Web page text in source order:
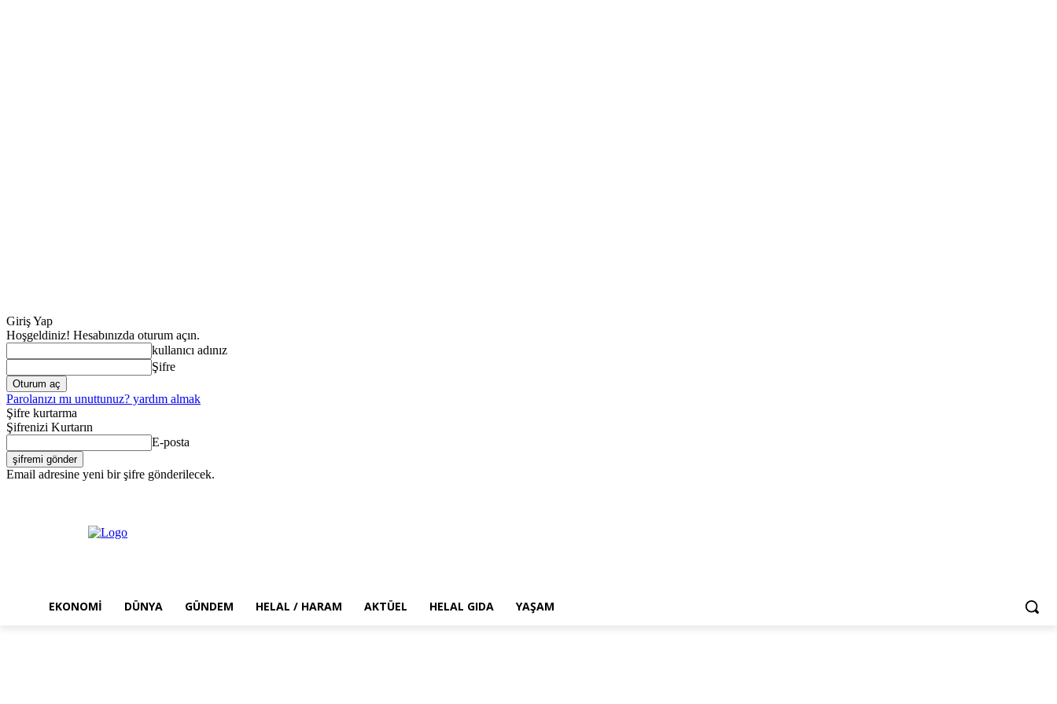
Giriş Yap
Hoşgeldiniz! Hesabınızda oturum açın.
kullanıcı adınız
Şifre
Parolanızı mı unuttunuz? yardım almak
Şifre kurtarma
Şifrenizi Kurtarın
E-posta
Email adresine yeni bir şifre gönderilecek.
EKONOMI DÜNYA GÜNDEM HELAL / HARAM AKTÜEL HELAL GIDA YAŞAM